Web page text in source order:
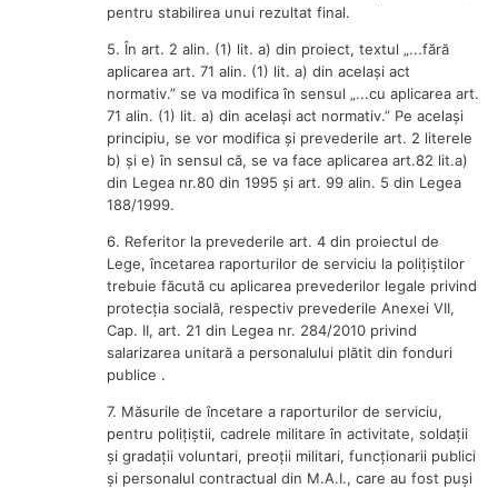
pentru stabilirea unui rezultat final.
5. În art. 2 alin. (1) lit. a) din proiect, textul „...fără
aplicarea art. 71 alin. (1) lit. a) din acelaşi act
normativ.” se va modifica în sensul „...cu aplicarea art.
71 alin. (1) lit. a) din acelaşi act normativ.” Pe acelaşi
principiu, se vor modifica şi prevederile art. 2 literele
b) şi e) în sensul că, se va face aplicarea art.82 lit.a)
din Legea nr.80 din 1995 şi art. 99 alin. 5 din Legea
188/1999.
6. Referitor la prevederile art. 4 din proiectul de
Lege, încetarea raporturilor de serviciu la poliţiştilor
trebuie făcută cu aplicarea prevederilor legale privind
protecţia socială, respectiv prevederile Anexei VII,
Cap. II, art. 21 din Legea nr. 284/2010 privind
salarizarea unitară a personalului plătit din fonduri
publice .
7. Măsurile de încetare a raporturilor de serviciu,
pentru poliţiştii, cadrele militare în activitate, soldaţii
şi gradaţii voluntari, preoţii militari, funcţionarii publici
şi personalul contractual din M.A.I., care au fost puşi